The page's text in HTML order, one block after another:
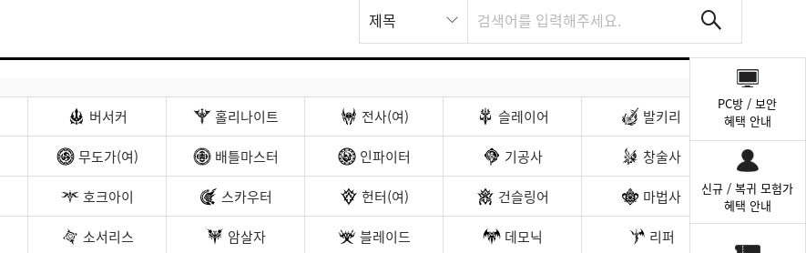
스
트
색
제목
버서커 홀리나이트 전사(여) 슬레이어
발키리
무도가(여) 배틀마스터 인파이터 기공사
창술사
호크아이 스카우터 헌터(여) 건슬링어
마법사
소서리스 암살자 블레이드 데모닉
리퍼
PC방 / 보안
혜택 안내
신규 / 복귀 모험가
혜택 안내